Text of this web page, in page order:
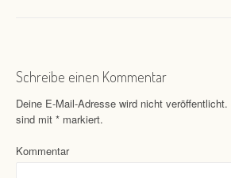
Schreibe einen Kommentar
Deine E-Mail-Adresse wird nicht veröffentlicht.
sind mit * markiert.
Kommentar